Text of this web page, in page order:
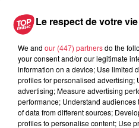
Au zoo de
avec les
À découvrir
Le respect de votre
We and our (447) partnersdo the
your consent and/or our legitimate
information on a device; Use limited
profiles for personalised advertising;
advertising; Measure advertising
performance; Understand
of data from different sources;
profiles to personalise content; Use